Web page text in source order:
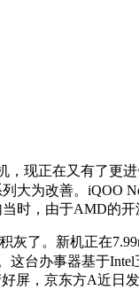
正在又有了更进
大为改善。iQOO
时，由于AMD的开
了。新机正在
这台办事器基于
屏，京东方A近